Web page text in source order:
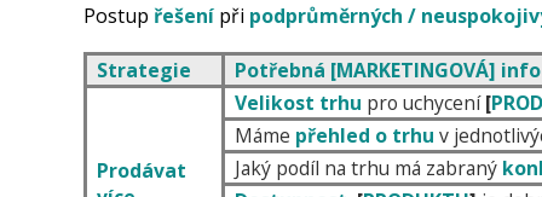
Postup řešenípři podprůměrných /
Strategie Potřebná [MARKETINGOVÁ]
Prodávat
Velikost trhu pro uchycení[
Máme přehled o trhu v
Jaký podíl na trhu má zabraný